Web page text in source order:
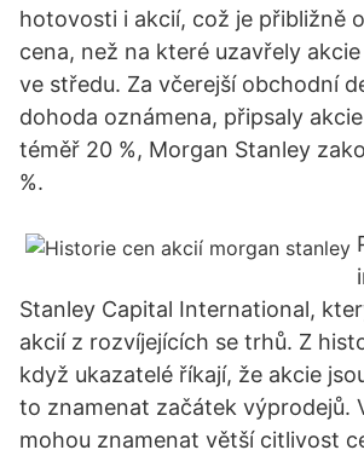
hotovosti i akcií, což je přibližně
cena, než na které uzavřely
ve středu. Za včerejší obchodní
dohoda oznámena, připsaly
téměř 20 %, Morgan Stanley
%.
Stanley Capital International,
akcií z rozvíjejících se trhů. Z
když ukazatelé říkají, že akcie
to znamenat začátek výprodejů.
mohou znamenat větší citlivost